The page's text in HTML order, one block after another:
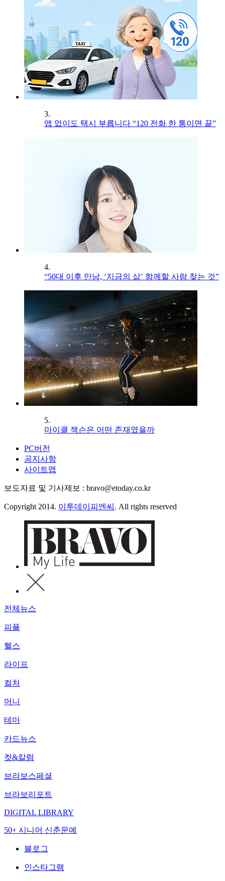
3.
앱 없이도 택시 부릅니다 “120 전화 한 통이면 끝”
4.
“50대 이후 만남, ‘지금의 삶’ 함께할 사람 찾는 것”
5.
마이클 잭슨은 어떤 존재였을까
PC버전
공지사항
사이트맵
보도자료 및 기사제보 : bravo@etoday.co.kr
Copyright 2014. 이투데이피엔씨 . All rights reserved
전체뉴스
피플
헬스
라이프
컬처
머니
테마
카드뉴스
컷&칼럼
브라보스페셜
브라보리포트
DIGITAL LIBRARY
50+ 시니어 신춘문예
블로그
인스타그램